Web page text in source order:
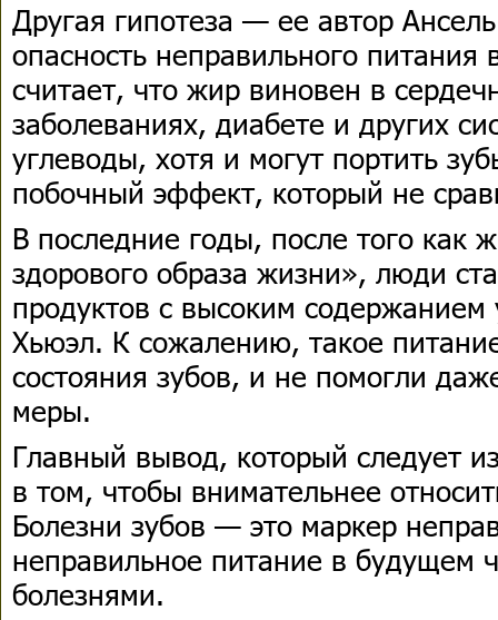
Другая гипотеза — ее автор
опасность неправильного
считает, что жир виновен в
заболеваниях, диабете и других
углеводы, хотя и могут портить
побочный эффект, который не
В последние годы, после того как
здорового образа жизни», люди
продуктов с высоким содержанием
Хьюэл. К сожалению, такое
состояния зубов, и не помогли
меры.
Главный вывод, который следует
в том, чтобы внимательнее
Болезни зубов — это маркер
неправильное питание в будущем
болезнями.